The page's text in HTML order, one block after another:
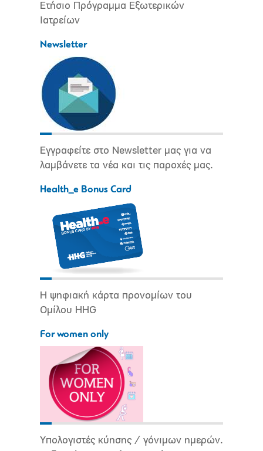
Ετήσιο Πρόγραμμα Εξωτερικών
Ιατρείων
Newsletter
Εγγραφείτε στο Newsletter μας για να
λαμβάνετε τα νέα και τις παροχές μας.
Health_e Bonus Card
Η ψηφιακή κάρτα προνομίων του
Ομίλου HHG
For women only
Υπολογιστές κύησης / γόνιμων ημερών.